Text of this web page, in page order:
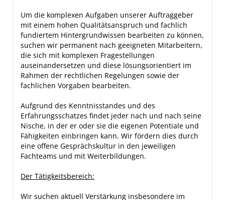
Um die komplexen Aufgaben unserer Auftraggeber
mit einem hohen Qualitätsanspruch und fachlich
fundiertem Hintergrundwissen bearbeiten zu können,
suchen wir permanent nach geeigneten Mitarbeitern,
die sich mit komplexen Fragestellungen
auseinandersetzen und diese lösungsorientiert im
Rahmen der rechtlichen Regelungen sowie der
fachlichen Vorgaben bearbeiten.
Aufgrund des Kenntnisstandes und des
Erfahrungsschatzes findet jeder nach und nach seine
Nische, in der er oder sie die eigenen Potentiale und
Fähigkeiten einbringen kann. Wir fördern dies durch
eine offene Gesprächskultur in den jeweiligen
Fachteams und mit Weiterbildungen.
Der Tätigkeitsbereich:
Wir suchen aktuell Verstärkung insbesondere im